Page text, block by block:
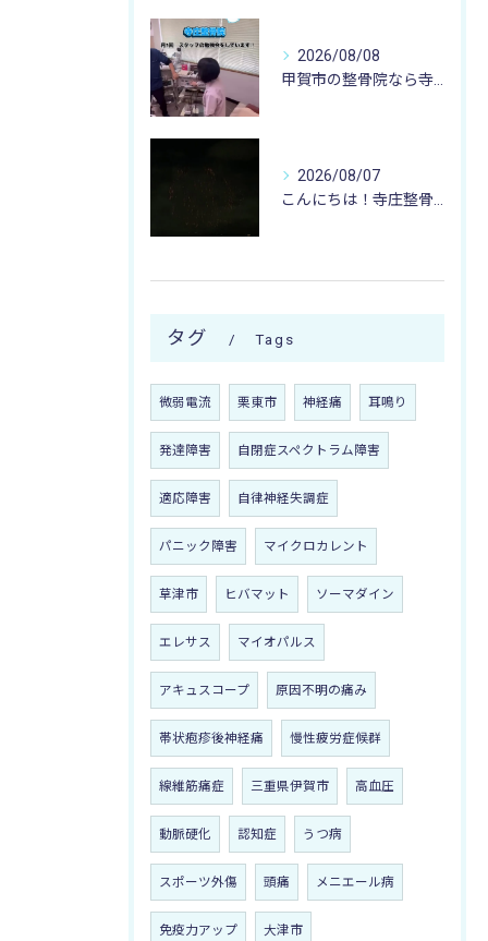
2026/08/08
2026/08/07
タグ Tags
微弱電流 栗東市 神経痛 耳鳴り
発達障害 自閉症スペクトラム障害
適応障害 自律神経失調症
パニック障害 マイクロカレント
草津市 ヒバマット ソーマダイン
エレサス マイオパルス
アキュスコープ 原因不明の痛み
帯状疱疹後神経痛 慢性疲労症候群
線維筋痛症 三重県伊賀市 高血圧
動脈硬化 認知症 うつ病
スポーツ外傷 頭痛 メニエール病
免疫力アップ 大津市